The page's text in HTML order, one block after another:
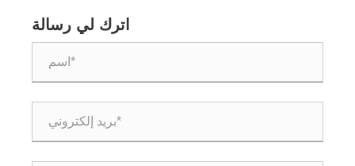
الأوروبي
اترك لي رسالة